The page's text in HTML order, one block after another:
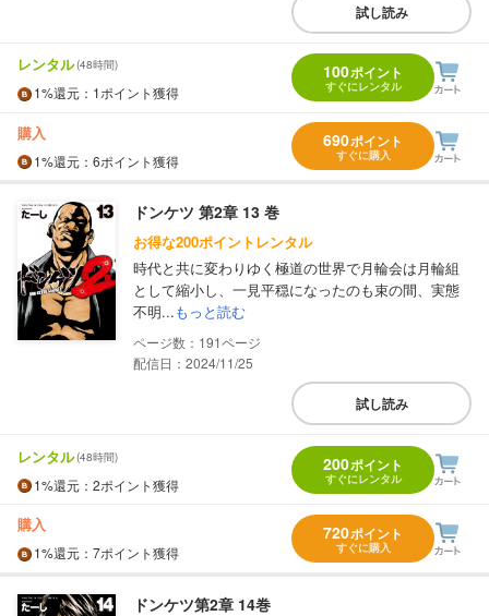
試し読み
レンタル(48時間)
1%還元 ：1ポイント獲得
100ポイント
すぐにレンタル
購入
1%還元 ：6ポイント獲得
690ポイント
すぐに購入
ドンケツ 第2章 13 巻
お得な200ポイントレンタル
時代と共に変わりゆく極道の世界で月輪会は月輪組
として縮小し、一見平穏になったのも束の間、実態
不明...もっと読む
191
配信日：2024/11/25
試し読み
レンタル(48時間)
1%還元 ：2ポイント獲得
200ポイント
すぐにレンタル
購入
1%還元 ：7ポイント獲得
720ポイント
すぐに購入
ドンケツ第2章 14巻